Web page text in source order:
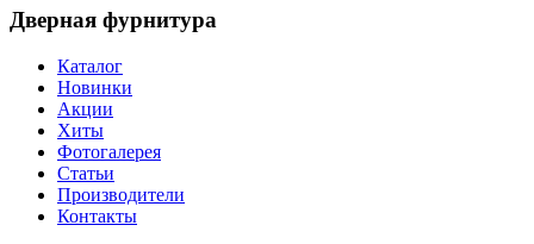
Дверная фурнитура
Каталог
Новинки
Акции
Хиты
Фотогалерея
Статьи
Производители
Контакты